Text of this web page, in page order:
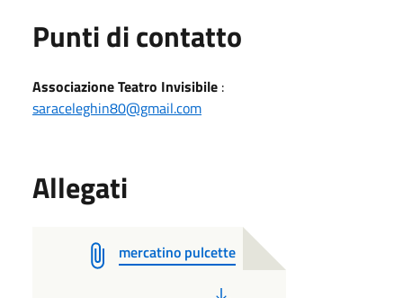
Punti di contatto
Associazione Teatro Invisibile :
saraceleghin80@gmail.com
Allegati
mercatino pulcette